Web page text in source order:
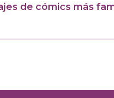
de cómics más